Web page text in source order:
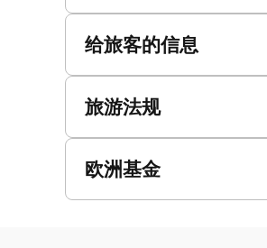
给旅客的信息
旅游法规
欧洲基金